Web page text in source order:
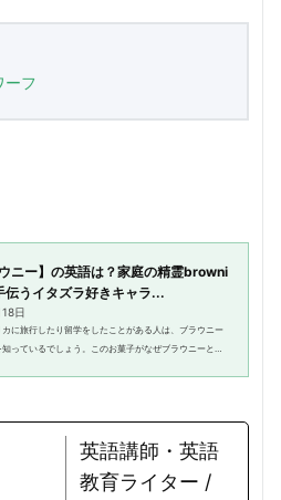
フ
ニー】の英語は？家庭の精霊browni
伝うイタズラ好きキャラ...
日
カに旅行したり留学をしたことがある人は、ブラウニー
っているでしょう。このお菓子がなぜブラウニーと呼
英語講師・英語
教育ライター /